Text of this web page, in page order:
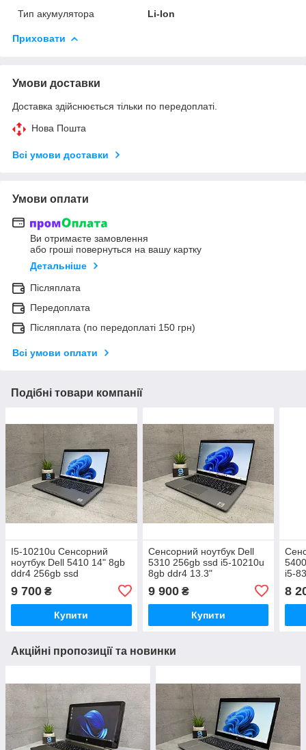
Тип акумулятора Li-Ion
Приховати
Умови доставки
Доставка здійснюється тільки по передоплаті.
Нова Пошта
Всі умови доставки
Умови оплати
Ви отримаєте замовлення
або гроші повернуться на вашу картку
Детальніше
Післяплата
Передоплата
Післяплата (по передоплаті 150 грн)
Всі умови оплати
Подібні товари компанії
I5-10210u Сенсорний
ноутбук Dell 5410 14" 8gb
ddr4 256gb ssd
9 700 ₴
Купити
Сенсорний ноутбук Dell
5310 256gb ssd i5-10210u
8gb ddr4 13.3"
9 900₴
Купити
i5-
8
Акційні пропозиції та новинки